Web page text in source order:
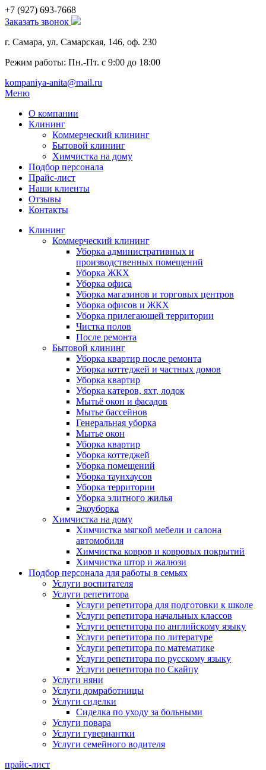
+7 (927) 693-7668
Заказать звонок
г. Самара, ул. Самарская, 146, оф. 230
Режим работы: Пн.-Пт. с 9:00 до 18:00
kompaniya-anita@mail.ru
Меню
О компании
Клининг
Коммерческий клининг
Бытовой клининг
Химчистка на дому
Подбор персонала
Прайс-лист
Наши клиенты
Отзывы
Контакты
Клининг
Коммерческий клининг
Уборка административных и
производственных помещений
Уборка ЖКХ
Уборка офиса
Уборка магазинов и торговых центров
Уборка офисов и ЖКХ
Уборка прилегающей территории
Чистка полов
После ремонта
Бытовой клининг
Уборка квартир после ремонта
Уборка коттеджей и частных домов
Уборка квартир
Уборка катеров, яхт, лодок
Мытьё окон и фасадов
Мытье бассейнов
Генеральная уборка
Мытье окон
Уборка квартир
Уборка коттеджей
Уборка помещений
Уборка таунхаусов
Уборка территории
Уборка элитного жилья
Экоуборка
Химчистка на дому
Химчистка мягкой мебели и салона
автомобиля
Химчистка ковров и ковровых покрытий
Химчистка штор и жалюзи
Подбор персонала для работы в семьях
Услуги воспитателя
Услуги репетитора
Услуги репетитора для подготовки к школе
Услуги репетитора начальных классов
Услуги репетитора по английскому языку
Услуги репетитора по литературе
Услуги репетитора по математике
Услуги репетитора по русскому языку
Услуги репетитора по Скайпу
Услуги няни
Услуги домработницы
Услуги сиделки
Сиделка по уходу за больными
Услуги повара
Услуги гувернантки
Услуги семейного водителя
прайс-лист